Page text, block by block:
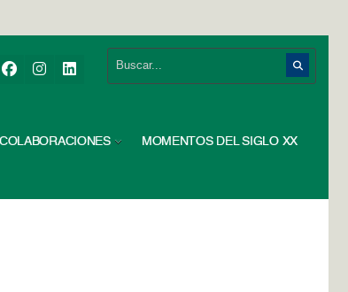
COLABORACIONES MOMENTOS DEL SIGLO XX